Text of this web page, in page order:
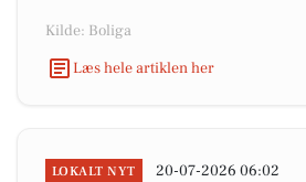
Kilde: Boliga
Læs hele artiklen her
LOKALT NYT 20-07-2026 06:02